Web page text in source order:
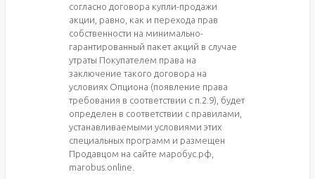
согласно договора купли-продажи
акции, равно, как и перехода прав
собственности на минимально-
гарантированный пакет акций в случае
утраты Покупателем права на
заключение такого договора на
условиях Опциона (появление права
требования в соответствии с п.2.9), будет
определен в соответствии с правилами,
устанавливаемыми условиями этих
специальных программ и размещен
Продавцом на сайте маробус.рф,
marobus.online.